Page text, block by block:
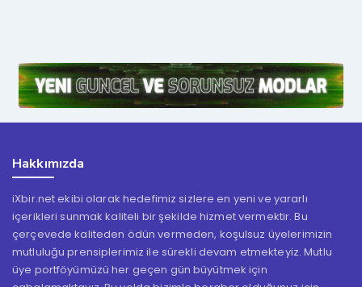
Hakkımızda
iXbir.net ekibi olarak hedefimiz sizlere en yeni ve yararlı
içerikleri sunmak kaliteli bir şekilde hizmet vermektir. Bu
çerçevede kaliteden ödün vermeden, koşulsuz üyelerimizin
mutluluğu prensiplerimiz ile sürekli devam etmekteyiz. Mutlu
üye portföyümüzü her geçen gün büyütmek için